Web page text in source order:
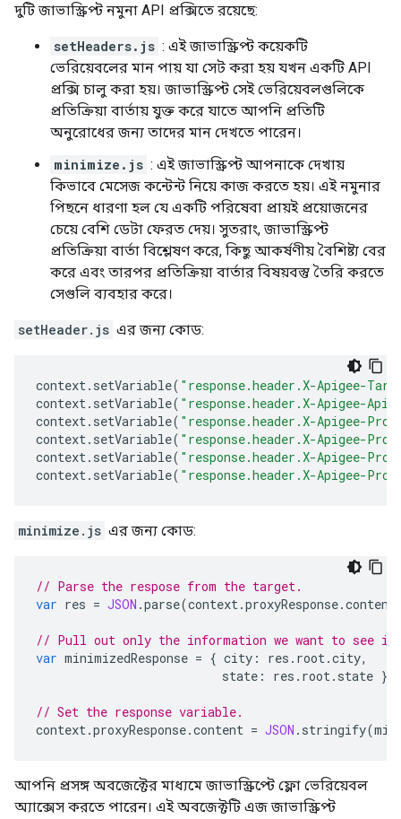
দুটি জাভাস্ক্রিপ্ট নমুনা API প্রক্সিতে রয়েছে:
setHeaders.js : এই জাভাস্ক্রিপ্ট কয়েকটি
ভেরিয়েবলের মান পায় যা সেট করা হয় যখন একটি API
প্রক্সি চালু করা হয়। জাভাস্ক্রিপ্ট সেই ভেরিয়েবলগুলিকে
প্রতিক্রিয়া বার্তায় যুক্ত করে যাতে আপনি প্রতিটি
অনুরোধের জন্য তাদের মান দেখতে পারেন।
minimize.js : এই জাভাস্ক্রিপ্ট আপনাকে দেখায়
কিভাবে মেসেজ কন্টেন্ট নিয়ে কাজ করতে হয়। এই নমুনার
পিছনে ধারণা হল যে একটি পরিষেবা প্রায়ই প্রয়োজনের
চেয়ে বেশি ডেটা ফেরত দেয়। সুতরাং, জাভাস্ক্রিপ্ট
প্রতিক্রিয়া বার্তা বিশ্লেষণ করে, কিছু আকর্ষণীয় বৈশিষ্ট্য বের
করে এবং তারপর প্রতিক্রিয়া বার্তার বিষয়বস্তু তৈরি করতে
সেগুলি ব্যবহার করে।
setHeader.js এর জন্য কোড:
context. setVariable( "response.header.X-Apigee-
context. setVariable( "response.header.X-Apigee-
context. setVariable( "response.header.X-Apigee-
context. setVariable( "response.header.X-Apigee-
context. setVariable( "response.header.X-Apigee-
context. setVariable( "response.header.X-Apigee-
minimize.js এর জন্য কোড:
// Parse the respose from the target.
var res = JSON .parse(context.proxyResponse.content
// Pull out only the information we want to see in
var minimizedResponse = { city : res . root.city,
state : res . root. state };
// Set the response variable.
context.proxyResponse.content = JSON . stringify(
আপনি প্রসঙ্গ অবজেক্টের মাধ্যমে জাভাস্ক্রিপ্টে ফ্লো ভেরিয়েবল
অ্যাক্সেস করতে পারেন। এই অবজেক্টটি এজ জাভাস্ক্রিপ্ট